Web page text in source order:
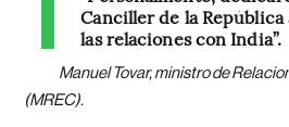
Canciller de la
las relaciones con India”.
Manuel Tovar, ministro de
(MREC).